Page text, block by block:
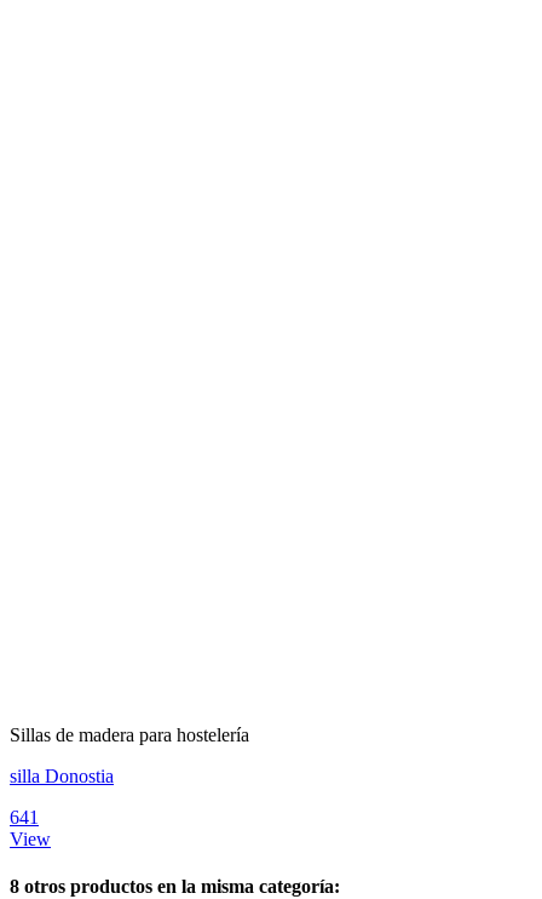
Sillas de madera para hostelería
silla Donostia
641
View
8 otros productos en la misma categoría: